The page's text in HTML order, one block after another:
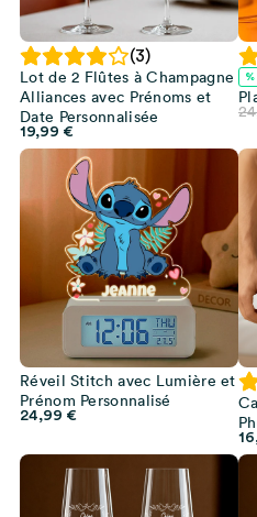
(3)
Lot de 2 Flûtes à Champagne
Alliances avec Prénoms et
Date Personnalisée
19,99 €
Réveil Stitch avec Lumière et
Prénom Personnalisé
24,99 €